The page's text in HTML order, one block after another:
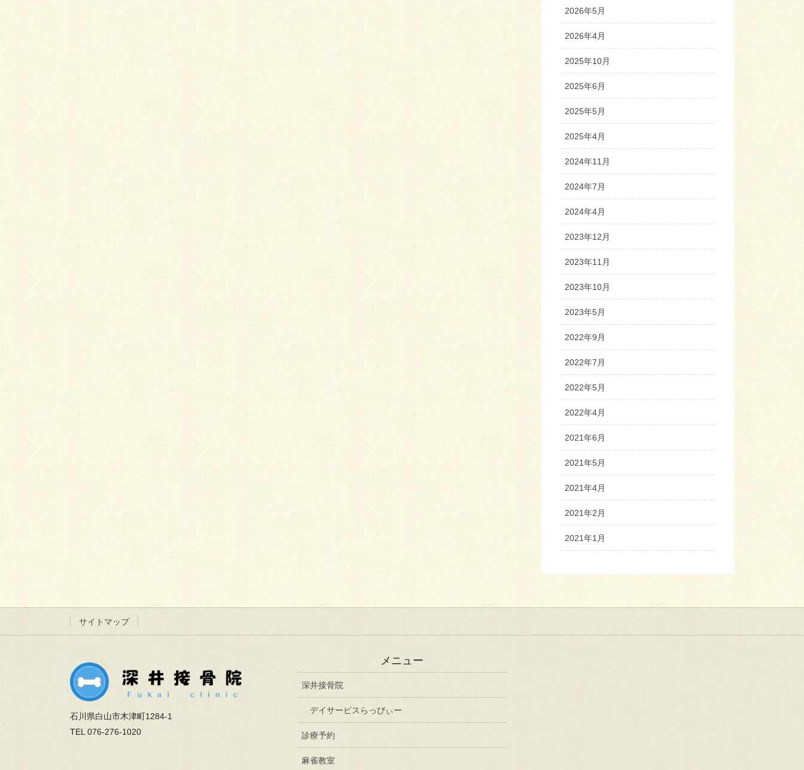
2026年5月
2026年4月
2025年10月
2025年6月
2025年5月
2025年4月
2024年11月
2024年7月
2024年4月
2023年12月
2023年11月
2023年10月
2023年5月
2022年9月
2022年7月
2022年5月
2022年4月
2021年6月
2021年5月
2021年4月
2021年2月
2021年1月
サイトマップ
石川県白山市木津町1284-1
TEL 076-276-1020
メニュー
深井接骨院
デイサービスらっぴぃー
診療予約
麻雀教室